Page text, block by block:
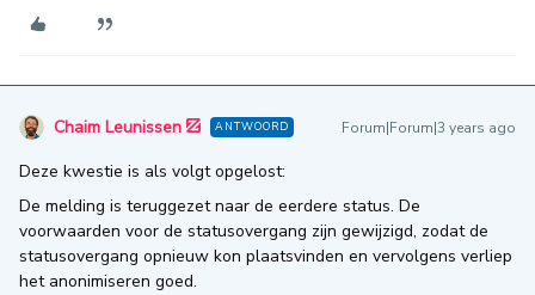
Chaim Leunissen ANTWOORD Forum|Forum|3 years ago
Deze kwestie is als volgt opgelost:
De melding is teruggezet naar de eerdere status. De
voorwaarden voor de statusovergang zijn gewijzigd, zodat de
statusovergang opnieuw kon plaatsvinden en vervolgens verliep
het anonimiseren goed.